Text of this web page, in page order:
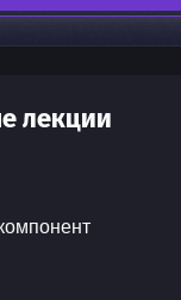
развития
рублей
лекции